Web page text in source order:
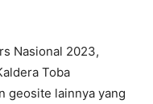
Nasional 2023,
Toba
geosite lainnya yang